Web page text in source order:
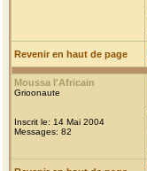
Revenir en haut de page
Moussa l'Africain
Grioonaute
Inscrit le: 14 Mai 2004
Messages: 82